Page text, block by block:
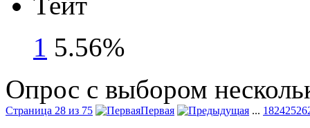
1 5.56%
Опрос с выбором
Страница 28 из 75 Первая ... 18242526